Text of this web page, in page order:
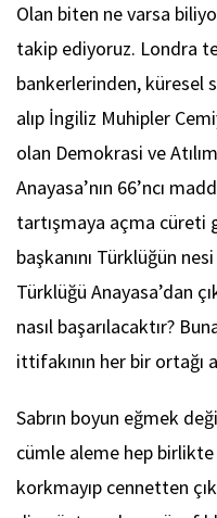
Olan biten ne varsa
takip ediyoruz. Londra
bankerlerinden, küresel
alıp İngiliz Muhipler
olan Demokrasi ve
Anayasa’nın 66’ncı
tartışmaya açma cüreti
başkanını Türklüğün
Türklüğü Anayasa’dan
nasıl başarılacaktır?
ittifakının her bir ortağı
Sabrın boyun eğmek
cümle aleme hep
korkmayıp cennetten